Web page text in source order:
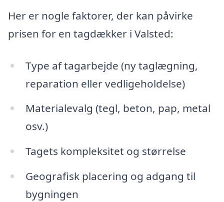
Her er nogle faktorer, der kan påvirke
prisen for en tagdækker i Valsted:
Type af tagarbejde (ny taglægning,
reparation eller vedligeholdelse)
Materialevalg (tegl, beton, pap, metal
osv.)
Tagets kompleksitet og størrelse
Geografisk placering og adgang til
bygningen